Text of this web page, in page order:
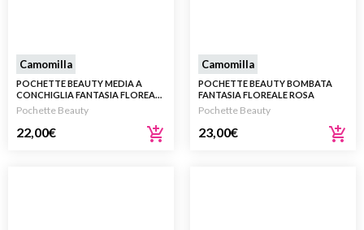
Camomilla
POCHETTE BEAUTY MEDIA A
CONCHIGLIA FANTASIA FLOREALE
ROSA
Pochette Beauty
22,00€
Camomilla
POCHETTE BEAUTY BOMBATA
FANTASIA FLOREALE ROSA
Pochette Beauty
23,00€